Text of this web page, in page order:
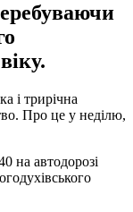
і трирічна
Про це у неділю,
на автодорозі